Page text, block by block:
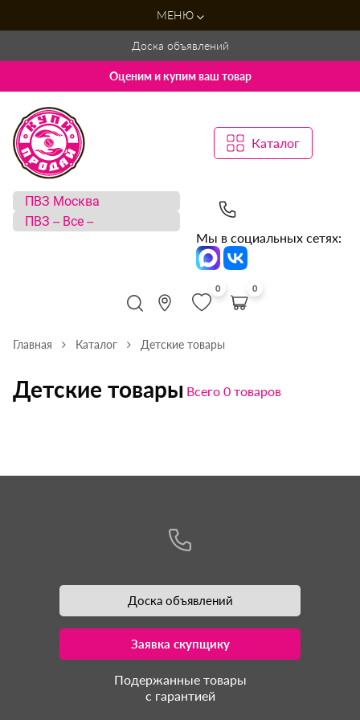
МЕНЮ
Доска объявлений
Оценим и купим ваш товар
Каталог
Мы в социальных сетях:
0 0
Главная Каталог Детские товары
Детские товары Всего 0 товаров
Доска объявлений
Заявка скупщику
Подержанные товары
с гарантией